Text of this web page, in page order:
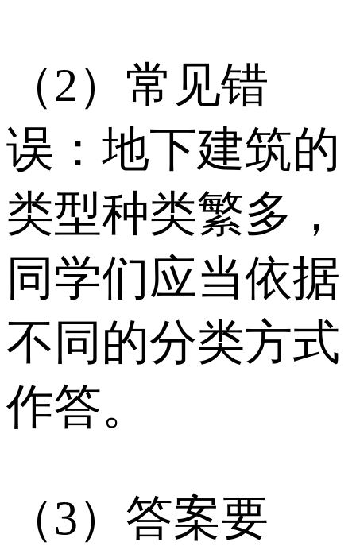
（2）常见错
误：地下建筑的
类型种类繁多，
同学们应当依据
不同的分类方式
作答。
（3）答案要